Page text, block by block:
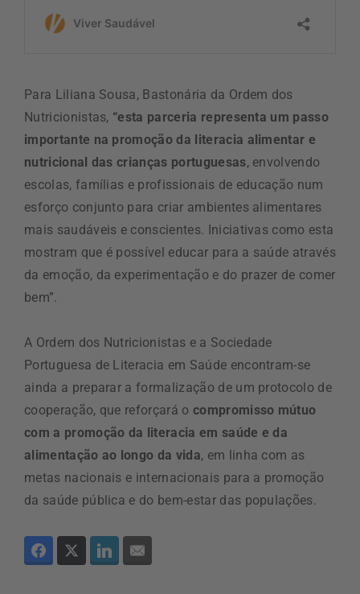
Para Liliana Sousa, Bastonária da Ordem dos
Nutricionistas, “esta parceria representa um passo
importante na promoção da literacia alimentar e
nutricional das crianças portuguesas, envolvendo
escolas, famílias e profissionais de educação num
esforço conjunto para criar ambientes alimentares
mais saudáveis e conscientes. Iniciativas como esta
mostram que é possível educar para a saúde através
da emoção, da experimentação e do prazer de comer
bem”.
A Ordem dos Nutricionistas e a Sociedade
Portuguesa de Literacia em Saúde encontram-se
ainda a preparar a formalização de um protocolo de
cooperação, que reforçará o compromisso mútuo
com a promoção da literacia em saúde e da
alimentação ao longo da vida, em linha com as
metas nacionais e internacionais para a promoção
da saúde pública e do bem-estar das populações.